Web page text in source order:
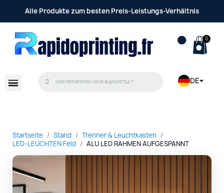
Alle Produkte zum besten Preis-Leistungs-Verhältnis
DE
Startseite Stand
Trenner & Leuchtkasten
LED-LEUCHTEN Feld
ALU LED RAHMEN AUFGESPANNT